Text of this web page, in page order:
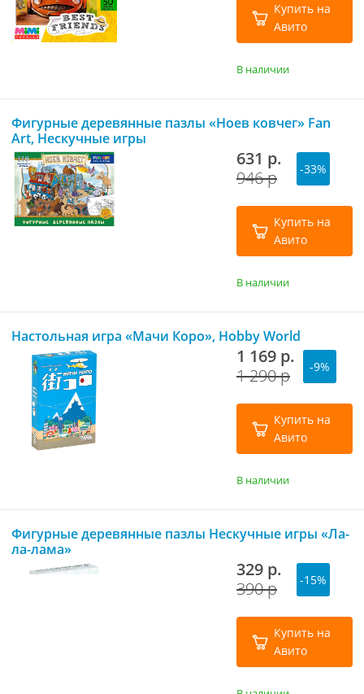
Купить на
Авито
В наличии
Фигурные деревянные пазлы «Ноев ковчег» Fan
Art, Нескучные игры
631 р.
946 р
-33%
Купить на
Авито
В наличии
Настольная игра «Мачи Коро», Hobby World
1 169 р.
1 290 р
-9%
Купить на
Авито
В наличии
Фигурные деревянные пазлы Нескучные игры «Ла-
ла-лама»
329 р.
390 р
-15%
Купить на
Авито